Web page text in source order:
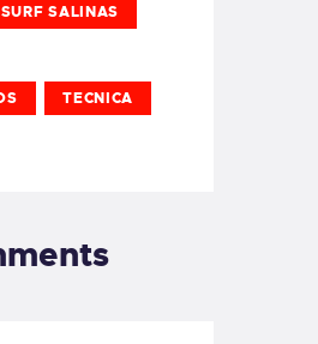
SURF SALINAS
TECNICA